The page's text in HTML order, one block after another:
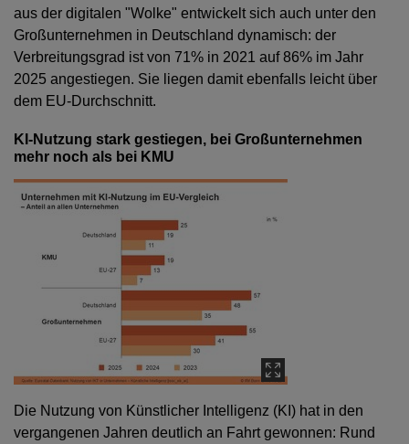
aus der digitalen "Wolke" entwickelt sich auch unter den
Großunternehmen in Deutschland dynamisch: der
Verbreitungsgrad ist von 71% in 2021 auf 86% im Jahr
2025 angestiegen. Sie liegen damit ebenfalls leicht über
dem EU-Durchschnitt.
KI-Nutzung stark gestiegen, bei Großunternehmen
mehr noch als bei KMU
Die Nutzung von Künstlicher Intelligenz (KI) hat in den
vergangenen Jahren deutlich an Fahrt gewonnen: Rund